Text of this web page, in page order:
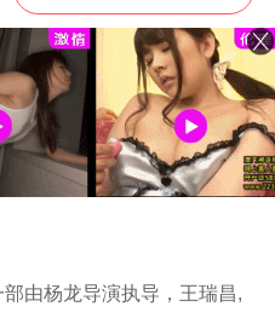
由杨龙导演执导，王瑞昌,